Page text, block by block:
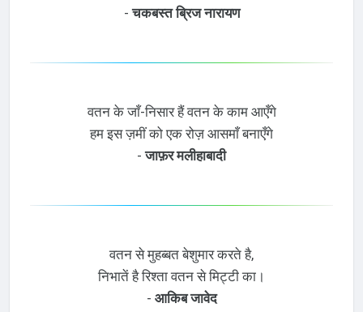
-चकबस्त ब्रिज नारायण
वतन के जाँ-निसार हैं वतन के काम आएँगे
हम इस ज़मीं को एक रोज़ आसमाँ बनाएँगे
-जाफ़र मलीहाबादी
वतन से मुहब्बत बेशुमार करते है,
निभातें है रिश्ता वतन से मिट्टी का।
- आकिब जावेद